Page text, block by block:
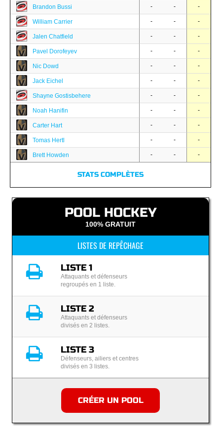
Brandon Bussi - - -
William Carrier - - -
Jalen Chatfield - - -
Pavel Dorofeyev - - -
Nic Dowd - - -
Jack Eichel - - -
Shayne Gostisbehere - - -
Noah Hanifin - - -
Carter Hart - - -
Tomas Hertl - - -
Brett Howden - - -
STATS COMPLÈTES
POOL HOCKEY
100% GRATUIT
LISTES DE REPÊCHAGE
LISTE 1
Attaquants et défenseurs
regroupés en 1 liste.
LISTE 2
Attaquants et défenseurs
divisés en 2 listes.
LISTE 3
Défenseurs, ailiers et centres
divisés en 3 listes.
CRÉER UN POOL